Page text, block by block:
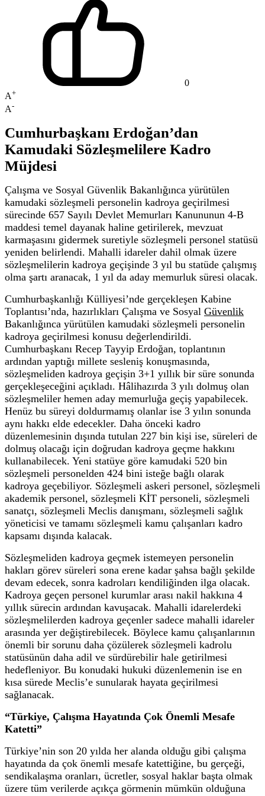
0
A+
A-
Cumhurbaşkanı Erdoğan’dan
Kamudaki Sözleşmelilere Kadro
Müjdesi
Çalışma ve Sosyal Güvenlik Bakanlığınca yürütülen
kamudaki sözleşmeli personelin kadroya geçirilmesi
sürecinde 657 Sayılı Devlet Memurları Kanununun 4-B
maddesi temel dayanak haline getirilerek, mevzuat
karmaşasını gidermek suretiyle sözleşmeli personel statüsü
yeniden belirlendi. Mahalli idareler dahil olmak üzere
sözleşmelilerin kadroya geçişinde 3 yıl bu statüde çalışmış
olma şartı aranacak, 1 yıl da aday memurluk süresi olacak.
Cumhurbaşkanlığı Külliyesi’nde gerçekleşen Kabine
Toplantısı’nda, hazırlıkları Çalışma ve Sosyal Güvenlik
Bakanlığınca yürütülen kamudaki sözleşmeli personelin
kadroya geçirilmesi konusu değerlendirildi.
Cumhurbaşkanı Recep Tayyip Erdoğan, toplantının
ardından yaptığı millete sesleniş konuşmasında,
sözleşmeliden kadroya geçişin 3+1 yıllık bir süre sonunda
gerçekleşeceğini açıkladı. Hâlihazırda 3 yılı dolmuş olan
sözleşmeliler hemen aday memurluğa geçiş yapabilecek.
Henüz bu süreyi doldurmamış olanlar ise 3 yılın sonunda
aynı hakkı elde edecekler. Daha önceki kadro
düzenlemesinin dışında tutulan 227 bin kişi ise, süreleri de
dolmuş olacağı için doğrudan kadroya geçme hakkını
kullanabilecek. Yeni statüye göre kamudaki 520 bin
sözleşmeli personelden 424 bini isteğe bağlı olarak
kadroya geçebiliyor. Sözleşmeli askeri personel, sözleşmeli
akademik personel, sözleşmeli KİT personeli, sözleşmeli
sanatçı, sözleşmeli Meclis danışmanı, sözleşmeli sağlık
yöneticisi ve tamamı sözleşmeli kamu çalışanları kadro
kapsamı dışında kalacak.
Sözleşmeliden kadroya geçmek istemeyen personelin
hakları görev süreleri sona erene kadar şahsa bağlı şekilde
devam edecek, sonra kadroları kendiliğinden ilga olacak.
Kadroya geçen personel kurumlar arası nakil hakkına 4
yıllık sürecin ardından kavuşacak. Mahalli idarelerdeki
sözleşmelilerden kadroya geçenler sadece mahalli idareler
arasında yer değiştirebilecek. Böylece kamu çalışanlarının
önemli bir sorunu daha çözülerek sözleşmeli kadrolu
statüsünün daha adil ve sürdürebilir hale getirilmesi
hedefleniyor. Bu konudaki hukuki düzenlemenin ise en
kısa sürede Meclis’e sunularak hayata geçirilmesi
sağlanacak.
“Türkiye, Çalışma Hayatında Çok Önemli Mesafe
Katetti”
Türkiye’nin son 20 yılda her alanda olduğu gibi çalışma
hayatında da çok önemli mesafe katettiğine, bu gerçeği,
sendikalaşma oranları, ücretler, sosyal haklar başta olmak
üzere tüm verilerde açıkça görmenin mümkün olduğuna